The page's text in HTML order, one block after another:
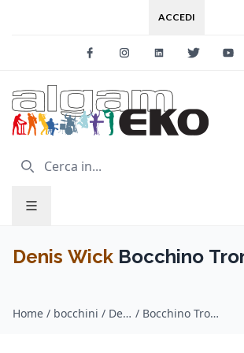
ACCEDI
FacebookInstagramLinkedin
Denis Wick Bocchino
Home / bocchini / Denis Wick / Bocchino Trombone basso CLASSIC Gold Plated 1AL